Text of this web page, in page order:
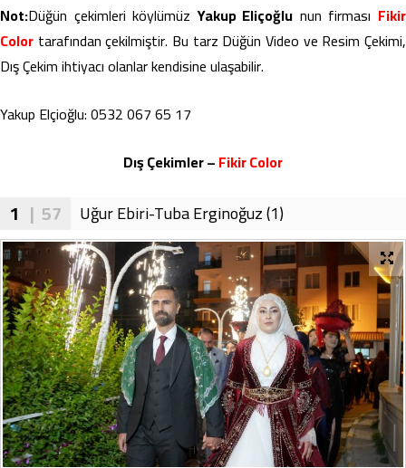
Not:Düğün çekimleri köylümüzYakup Eliçoğlu nun firması Fikir
Color tarafından çekilmiştir. Bu tarz Düğün Video ve Resim Çekimi,
Dış Çekim ihtiyacı olanlar kendisine ulaşabilir.
Yakup Elçioğlu: 0532 067 65 17
Dış Çekimler –Fikir Color
1 | 57 Uğur Ebiri-Tuba Erginoğuz (1)